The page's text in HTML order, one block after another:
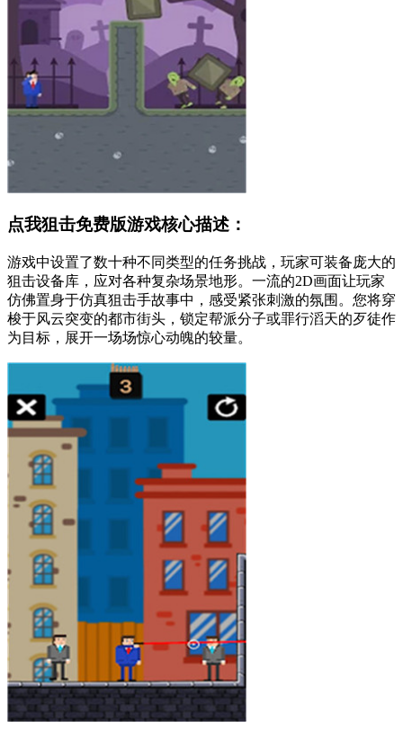
点我狙击免费版游戏核心描述：
游戏中设置了数十种不同类型的任务挑战，玩家可装备庞大的
狙击设备库，应对各种复杂场景地形。一流的2D画面让玩家
仿佛置身于仿真狙击手故事中，感受紧张刺激的氛围。您将穿
梭于风云突变的都市街头，锁定帮派分子或罪行滔天的歹徒作
为目标，展开一场场惊心动魄的较量。